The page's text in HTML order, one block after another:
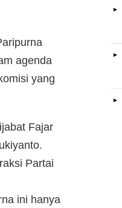
agenda
yang
Fajar
Partai
ini hanya